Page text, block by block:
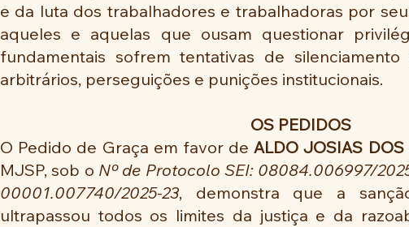
e da luta dos trabalhadores e trabalhadoras por
aqueles e aquelas que ousam questionar
fundamentais sofrem tentativas de
arbitrários, perseguições e punições institucionais.
OS PEDIDOS
O Pedido de Graça em favor de ALDO JOSIAS DOS
MJSP, sob o Nº de Protocolo SEI: 08084.006997/
00001.007740/2025-23, demonstra que a
ultrapassou todos os limites da justiça e da